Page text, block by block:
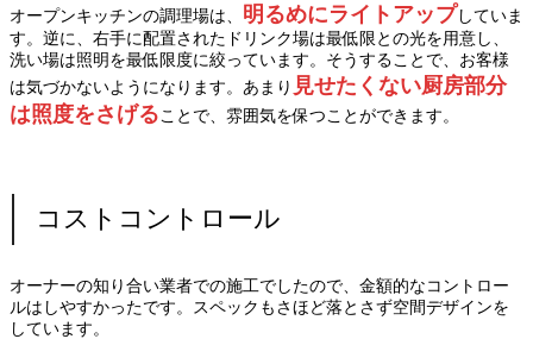
オープンキッチンの調理場は、 明るめにライトアップしていま
す。逆に、右手に配置されたドリンク場は最低限との光を用意し、
洗い場は照明を最低限度に絞っています。そうすることで、お客様
は気づかないようになります。あまり 見せたくない厨房部分
は照度をさげることで、雰囲気を保つことができます。
コストコントロール
オーナーの知り合い業者での施工でしたので、金額的なコントロー
ルはしやすかったです。スペックもさほど落とさず空間デザインを
しています。